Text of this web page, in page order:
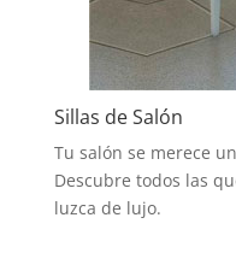
Sillas de Salón
Tu salón se merece
Descubre todos las
luzca de lujo.